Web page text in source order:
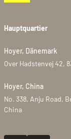
Hauptquartier
Hoyer, Dänemark
Over Hadstenvej 42,
Hoyer, China
No. 338, Anju Road,
China